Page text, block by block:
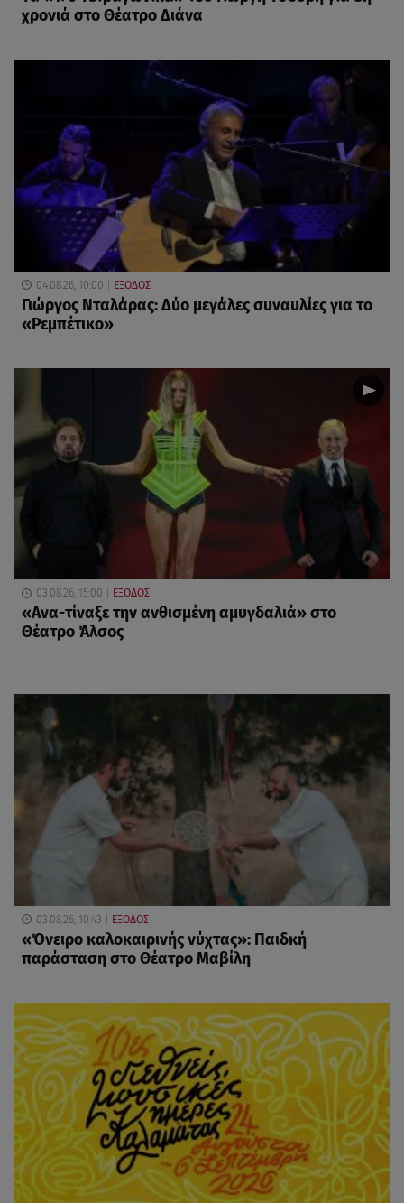
χρονιά στο Θέατρο Διάνα
04.08.26, 10:00 ΕΞΟΔΟΣ
Γιώργος Νταλάρας: Δύο μεγάλες συναυλίες για το
«Ρεμπέτικο»
03.08.26, 15:00 ΕΞΟΔΟΣ
«Ανα-τίναξε την ανθισμένη αμυγδαλιά» στο
Θέατρο Άλσος
03.08.26, 10:43 ΕΞΟΔΟΣ
«Όνειρο καλοκαιρινής νύχτας»: Παιδκή
παράσταση στο Θέατρο Μαβίλη